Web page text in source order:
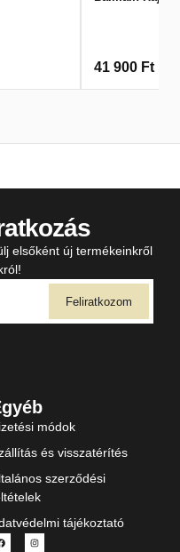
41 900 Ft
elsőként új termékeinkről
Feliratkozom
módok
és visszatérítés
szerződési
tájékoztató